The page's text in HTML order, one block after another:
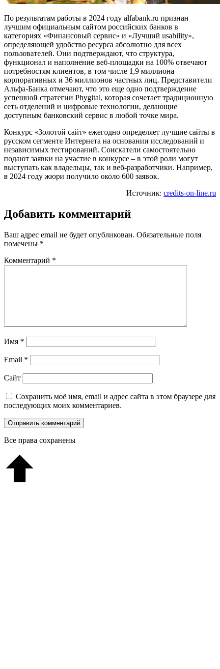
По результатам работы в 2024 году alfabank.ru признан
лучшим официальным сайтом российских банков в
категориях «Финансовый сервис» и «Лучший usability»,
определяющей удобство ресурса абсолютно для всех
пользователей. Они подтверждают, что структура,
функционал и наполнение веб-площадки на 100% отвечают
потребностям клиентов, в том числе 1,9 миллиона
корпоративных и 36 миллионов частных лиц. Представители
Альфа-Банка отмечают, что это еще одно подтверждение
успешной стратегии Phygital, которая сочетает традиционную
сеть отделений и цифровые технологии, делающие
доступным банковский сервис в любой точке мира.
Конкурс «Золотой сайт» ежегодно определяет лучшие сайты в
русском сегменте Интернета на основании исследований и
независимых тестирований. Соискатели самостоятельно
подают заявки на участие в конкурсе – в этой роли могут
выступать как владельцы, так и веб-разработчики. Например,
в 2024 году жюри получило около 600 заявок.
Источник: credits-on-line.ru
Добавить комментарий
Ваш адрес email не будет опубликован. Обязательные поля
помечены *
Комментарий *
Имя *
Email *
Сайт
Сохранить моё имя, email и адрес сайта в этом браузере для
последующих моих комментариев.
Все права сохранены